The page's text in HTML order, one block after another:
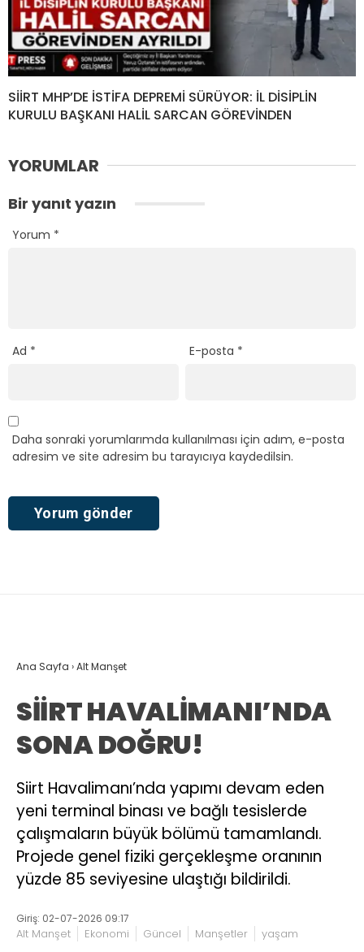
SİİRT MHP’DE İSTİFA DEPREMİ SÜRÜYOR: İL DİSİPLİN
KURULU BAŞKANI HALİL SARCAN GÖREVİNDEN
YORUMLAR
Bir yanıt yazın
Yorum *
Ad * E-posta *
Daha sonraki yorumlarımda kullanılması için adım, e-posta
adresim ve site adresim bu tarayıcıya kaydedilsin.
Ana Sayfa ›Alt Manşet
SİİRT HAVALİMANI’NDA
SONA DOĞRU!
Siirt Havalimanı’nda yapımı devam eden
yeni terminal binası ve bağlı tesislerde
çalışmaların büyük bölümü tamamlandı.
Projede genel fiziki gerçekleşme oranının
yüzde 85 seviyesine ulaştığı bildirildi.
Giriş: 02-07-2026 09:17
Alt Manşet Ekonomi Güncel Manşetler yaşam